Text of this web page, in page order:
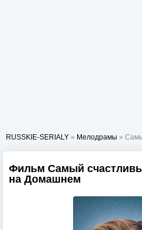
RUSSKIE-SERIALY » Мелодрамы »
Фильм Самый
на Домашнем